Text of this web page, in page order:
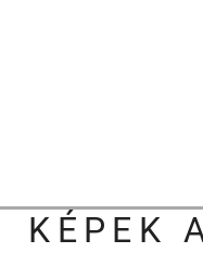
KÉPEK